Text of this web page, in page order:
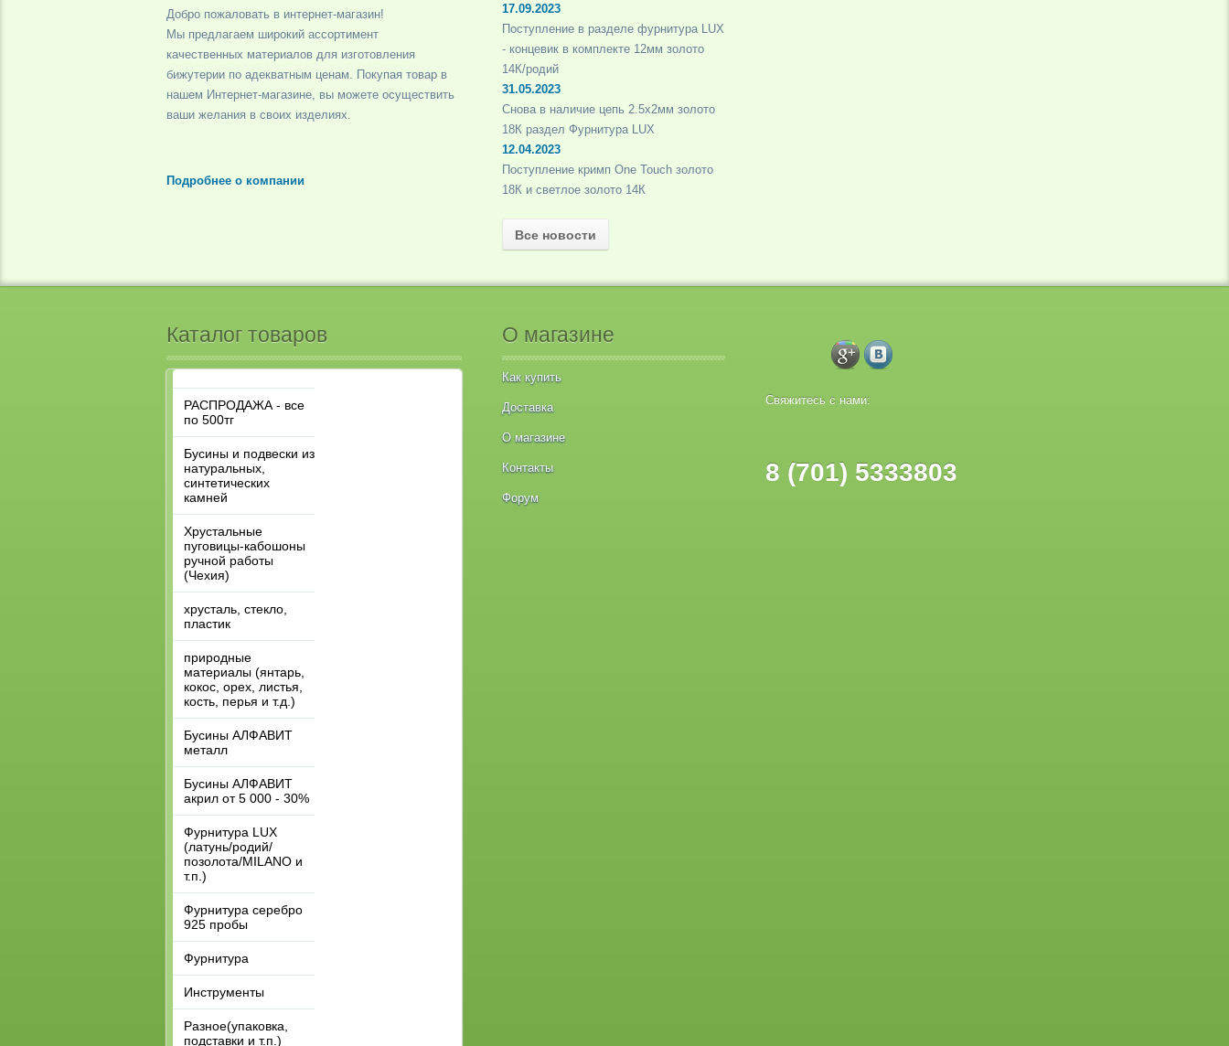
Добро пожаловать в интернет-магазин!
Мы предлагаем широкий ассортимент
качественных материалов для изготовления
бижутерии по адекватным ценам. Покупая товар в
нашем Интернет-магазине, вы можете осуществить
ваши желания в своих изделиях.
Подробнее о компании
17.09.2023
Поступление в разделе фурнитура LUX
- концевик в комплекте 12мм золото
14К/родий
31.05.2023
Снова в наличие цепь 2.5х2мм золото
18К раздел Фурнитура LUX
12.04.2023
Поступление кримп One Touch золото
18К и светлое золото 14К
Все новости
Каталог товаров
РАСПРОДАЖА - все
по 500тг
Бусины и подвески из
натуральных,
синтетических
камней
Хрустальные
пуговицы-кабошоны
ручной работы
(Чехия)
хрусталь, стекло,
пластик
природные
материалы (янтарь,
кокос, орех, листья,
кость, перья и т.д.)
Бусины АЛФАВИТ
металл
Бусины АЛФАВИТ
акрил от 5 000 - 30%
Фурнитура LUX
(латунь/родий/
позолота/MILANO и
т.п.)
Фурнитура серебро
925 пробы
Фурнитура
Инструменты
Разное(упаковка,
подставки и т.п.)
О магазине
Как купить
Доставка
О магазине
Контакты
Форум
Свяжитесь с нами:
8 (701) 5333803